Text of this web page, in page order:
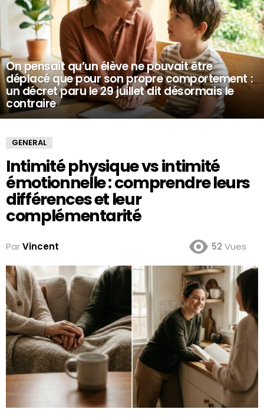
On pensait qu’un élève ne pouvait être
déplacé que pour son propre comportement :
un décret paru le 29 juillet dit désormais le
contraire
GENERAL
Intimité physique vs intimité
émotionnelle : comprendre leurs
différences et leur
complémentarité
ParVincent 52 Vues